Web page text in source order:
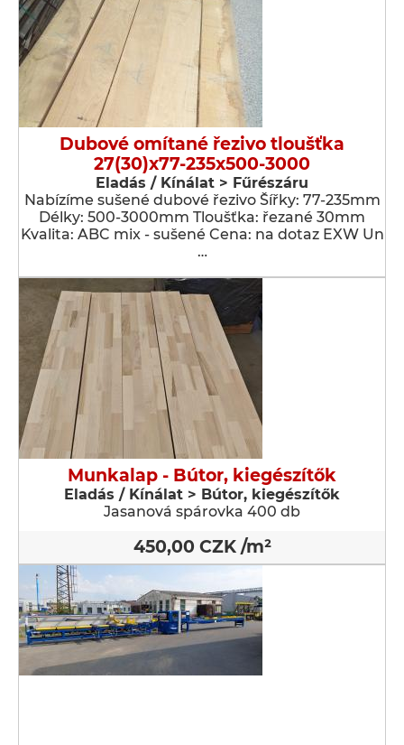
Dubové omítané řezivo tloušťka
27(30)x77-235x500-3000
Eladás / Kínálat > Fűrészáru
Nabízíme sušené dubové řezivo Šířky: 77-235mm
Délky: 500-3000mm Tloušťka: řezané 30mm
Kvalita: ABC mix - sušené Cena: na dotaz EXW Un
…
Munkalap - Bútor, kiegészítők
Eladás / Kínálat > Bútor, kiegészítők
Jasanová spárovka 400 db
450,00 CZK /m²